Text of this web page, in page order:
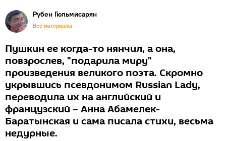
Рубен Гюльмисарян
Все материалы
Пушкин ее когда-то нянчил, а она,
повзрослев, "подарила миру"
произведения великого поэта. Скромно
укрывшись псевдонимом Russian Lady,
переводила их на английский и
французский – Анна Абамелек-
Баратынская и сама писала стихи, весьма
недурные.